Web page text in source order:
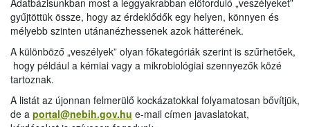
Adatbázisunkban most a leggyakrabban előforduló „veszélyeket”
gyűjtöttük össze, hogy az érdeklődők egy helyen, könnyen és
mélyebb szinten utánanézhessenek azok hátterének.
A különböző „veszélyek” olyan főkategóriák szerint is szűrhetőek,
hogy például a kémiai vagy a mikrobiológiai szennyezők közé
tartoznak.
A listát az újonnan felmerülő kockázatokkal folyamatosan bővítjük,
de a portal@nebih.gov.hu e-mail címen javaslatokat,